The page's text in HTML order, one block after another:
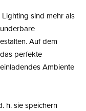
sind mehr als
Auf dem
perfekte
Ambiente
h. sie speichern